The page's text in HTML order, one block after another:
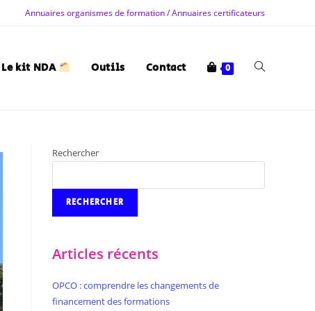
Annuaires organismes de formation / Annuaires certificateurs
Le kit NDA Outils Contact 0
Rechercher
RECHERCHER
Articles récents
OPCO : comprendre les changements de
financement des formations